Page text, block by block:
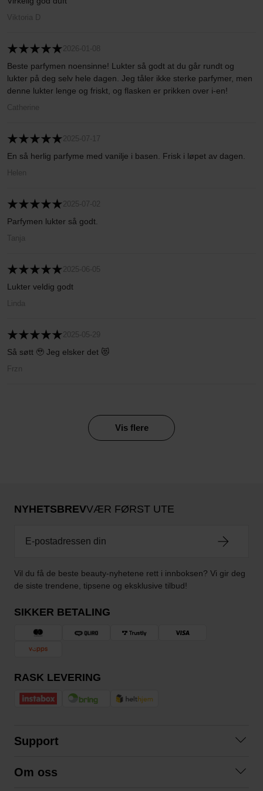
Viktoria D
2026-01-08
Beste parfymen noensinne! Lukter så godt at du går rundt og
lukter på deg selv hele dagen. Jeg tåler ikke sterke parfymer, men
denne lukter lenge og friskt, og flasken er prikken over i-en!
Catherine
2025-07-17
En så herlig parfyme med vanilje i basen. Frisk i løpet av dagen.
Helen
2025-07-02
Parfymen lukter så godt.
Tanja
2025-06-05
Lukter veldig godt
Linda
2025-05-29
Så søtt 🥹 Jeg elsker det 😻
Frzn
Vis flere
NYHETSBREVVÆR FØRST UTE
Vil du få de beste beauty-nyhetene rett i innboksen? Vi gir deg
de siste trendene, tipsene og eksklusive tilbud!
SIKKER BETALING
RASK LEVERING
Support
Om oss